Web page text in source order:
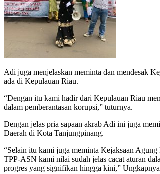
Adi juga menjelaskan meminta dan mendesak
ada di Kepulauan Riau.
“Dengan itu kami hadir dari Kepulauan Riau
dalam pemberantasan korupsi,” tuturnya.
Dengan jelas pria sapaan akrab Adi ini juga
Daerah di Kota Tanjungpinang.
“Selain itu kami juga meminta Kejaksaan
TPP-ASN kami nilai sudah jelas cacat aturan
progres yang signifikan hingga kini,” Ungkapnya